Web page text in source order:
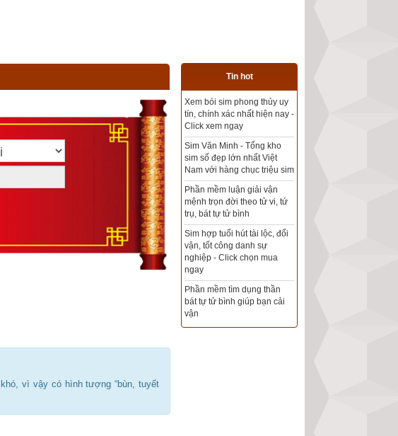
vì vậy có hình tượng “bùn, tuyết
Tin hot
Tổng kho sim phong thủy -
Sim hợp tuổi - Sim hợp
Xem bói sim phong thủy
theo khoa học tử vi, tứ trụ
chính xác nhất
Mua sim Thần tài, Thần tài
theo bạn! Giao sim miễn phí
Xem ngày đẹp - chọn ngày
tốt khởi sự theo kinh dịch
chính xác nhất
Tổng Kho Sim Năm sinh 0x -
9x - 8x -7x -6x giá rẻ nhất thị
trường - Click xem ngay